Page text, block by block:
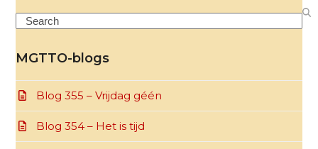
Search
MGTTO-blogs
Blog 355 – Vrijdag géén
Blog 354 – Het is tijd